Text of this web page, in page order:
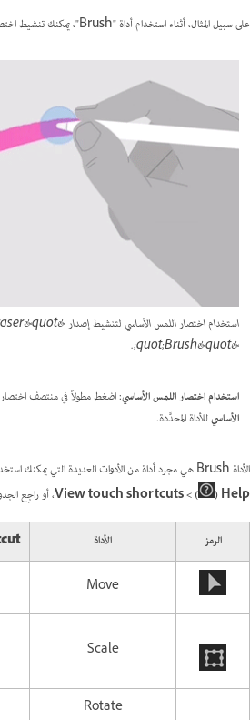
على سبيل المثال، أثناء استخدام أداة "Brush"، يمكنك تنشيط اختصار اللمس الأساسي للوصول إلى إصدار "Eraser" من "Brush"، ويمكنك تنشيط اختصار اللمس الثانوي للتبديل إلى أداة "Eyedropper".
&quot;Brush&quot;.
استخدام اختصار اللمس الأساسي: اضغط مطولاً في منتصف اختصار
الأساسيللأداة المحدَّدة.
الأداة Brush هي مجرد أداة من الأدوات العديدة التي يمكنك استخدامها مع اختصار اللمس. وللوصول إلى قائمة الأدوات المُستخدَمة مع اختصارات اللمس في Photoshop على جهاز iPad من داخل التطبيق، انتقل إلى
Help (
) >‏ View touch shortcuts ، أو راجِع
الرمز الأداة
Move
Scale
Rotate